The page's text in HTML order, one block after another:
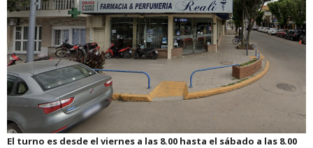
El turno es desde el viernes a las 8.00 hasta el sábado a las 8.00